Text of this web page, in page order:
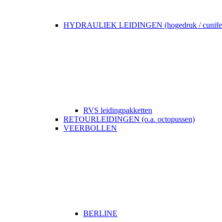
HYDRAULIEK LEIDINGEN (hogedruk /
RVS leidingpakketten
RETOURLEIDINGEN (o.a. octopussen)
VEERBOLLEN
BERLINE